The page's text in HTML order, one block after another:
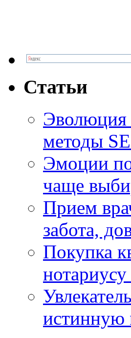
Статьи
Эволюция
методы
Эмоции
чаще
Прием
забота,
Покупка
истинную